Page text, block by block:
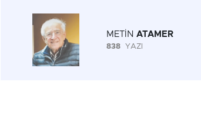
METİN ATAMER
838 YAZI